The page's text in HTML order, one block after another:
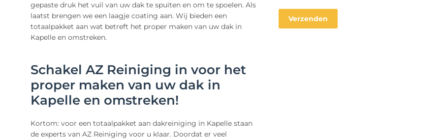
gepaste druk het vuil van uw dak te spuiten en om te spoelen. Als
laatst brengen we een laagje coating aan. Wij bieden een
totaalpakket aan wat betreft het proper maken van uw dak in
Kapelle en omstreken.
Schakel AZ Reiniging in voor het
proper maken van uw dak in
Kapelle en omstreken!
Kortom: voor een totaalpakket aan dakreiniging in Kapelle staan
de experts van AZ Reiniging voor u klaar. Doordat er veel